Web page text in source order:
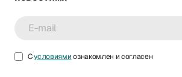
Сусловиямиознакомлен и согласен